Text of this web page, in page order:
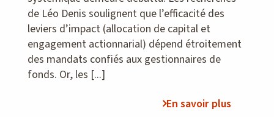
de Léo Denis soulignent que l’efficacité des
leviers d’impact (allocation de capital et
engagement actionnarial) dépend étroitement
des mandats confiés aux gestionnaires de
fonds. Or, les [...]
En savoir plus